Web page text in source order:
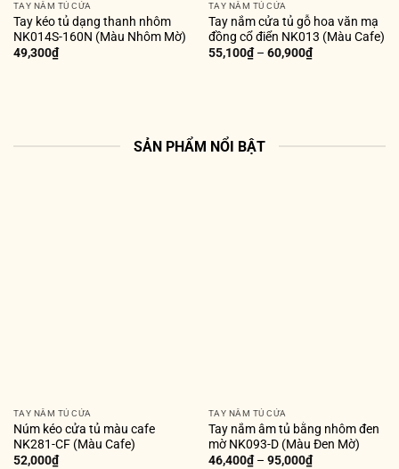
TAY NẮM TỦ CỬA
Tay kéo tủ dạng thanh nhôm
NK014S-160N (Màu Nhôm Mờ)
49,300₫
TAY NẮM TỦ CỬA
Tay nắm cửa tủ gỗ hoa văn mạ
đồng cổ điển NK013 (Màu Cafe)
55,100₫– 60,900₫
SẢN PHẨM NỔI BẬT
TAY NẮM TỦ CỬA
Núm kéo cửa tủ màu cafe
NK281-CF (Màu Cafe)
52,000₫
TAY NẮM TỦ CỬA
Tay nắm âm tủ bằng nhôm đen
mờ NK093-D (Màu Đen Mờ)
46,400₫– 95,000₫